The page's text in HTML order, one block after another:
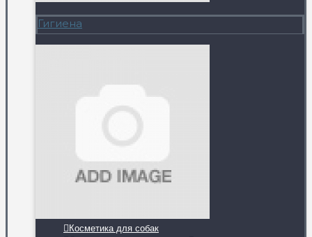
Гигиена
Косметика для собак